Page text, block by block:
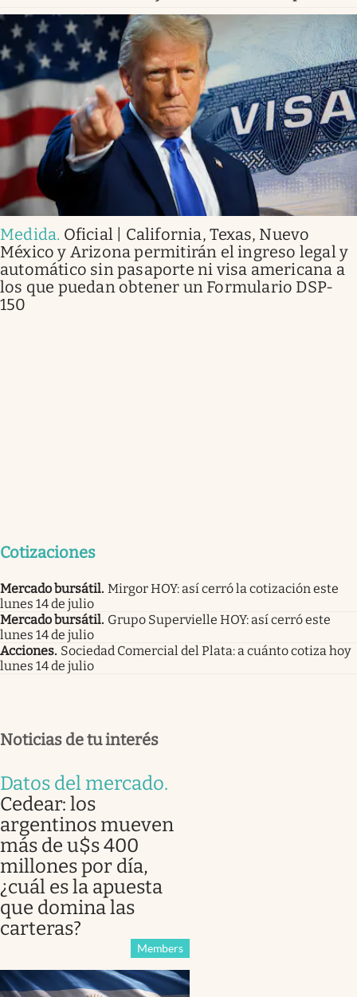
Medida. Oficial | California, Texas, Nuevo
México y Arizona permitirán el ingreso legal y
automático sin pasaporte ni visa americana a
los que puedan obtener un Formulario DSP-
150
Cotizaciones
Mercado bursátil. Mirgor HOY: así cerró la cotización este
lunes 14 de julio
Mercado bursátil. Grupo Supervielle HOY: así cerró este
lunes 14 de julio
Acciones. Sociedad Comercial del Plata: a cuánto cotiza hoy
lunes 14 de julio
Noticias de tu interés
Datos del mercado.
Cedear: los
argentinos mueven
más de u$s 400
millones por día,
¿cuál es la apuesta
que domina las
carteras?
Members